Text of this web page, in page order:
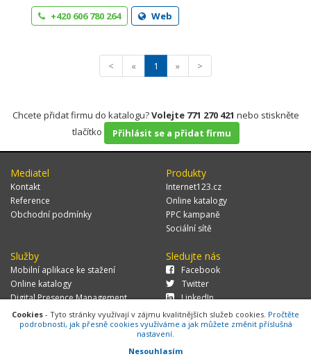
+420 606 780 264
Web
< « 1 » >
Chcete přidat firmu do katalogu?Volejte 771 270 421 nebo stiskněte
tlačítko
Přihlásit se a přidat firmu
Mediatel
Kontakt
Reference
Obchodní podmínky
Produkty
Internet123.cz
Online katalogy
PPC kampaně
Sociální sítě
Služby
Mobilní aplikace ke stažení
Online katalogy
Digital Presence Management
Více zákazníků
Sledujte nás
Facebook
Twitter
LinkedIn
© 2026 MEDIATEL CZ, s.r.o.,Za Potokem 46/4, 106 00 Praha 10, tel.:
Cookies - Tyto stránky využívají v zájmu kvalitnějších služeb cookies. Pročtěte
podrobnosti, jak přesně cookies využíváme a jak můžete změnit příslušná
nastavení.
Nesouhlasím